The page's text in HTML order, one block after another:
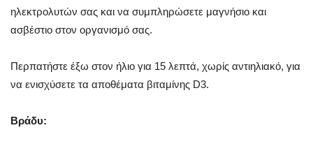
ηλεκτρολυτών σας και να συμπληρώσετε μαγνήσιο και
ασβέστιο στον οργανισμό σας.
Περπατήστε έξω στον ήλιο για 15 λεπτά, χωρίς αντιηλιακό, για
να ενισχύσετε τα αποθέματα βιταμίνης D3.
Βράδυ: